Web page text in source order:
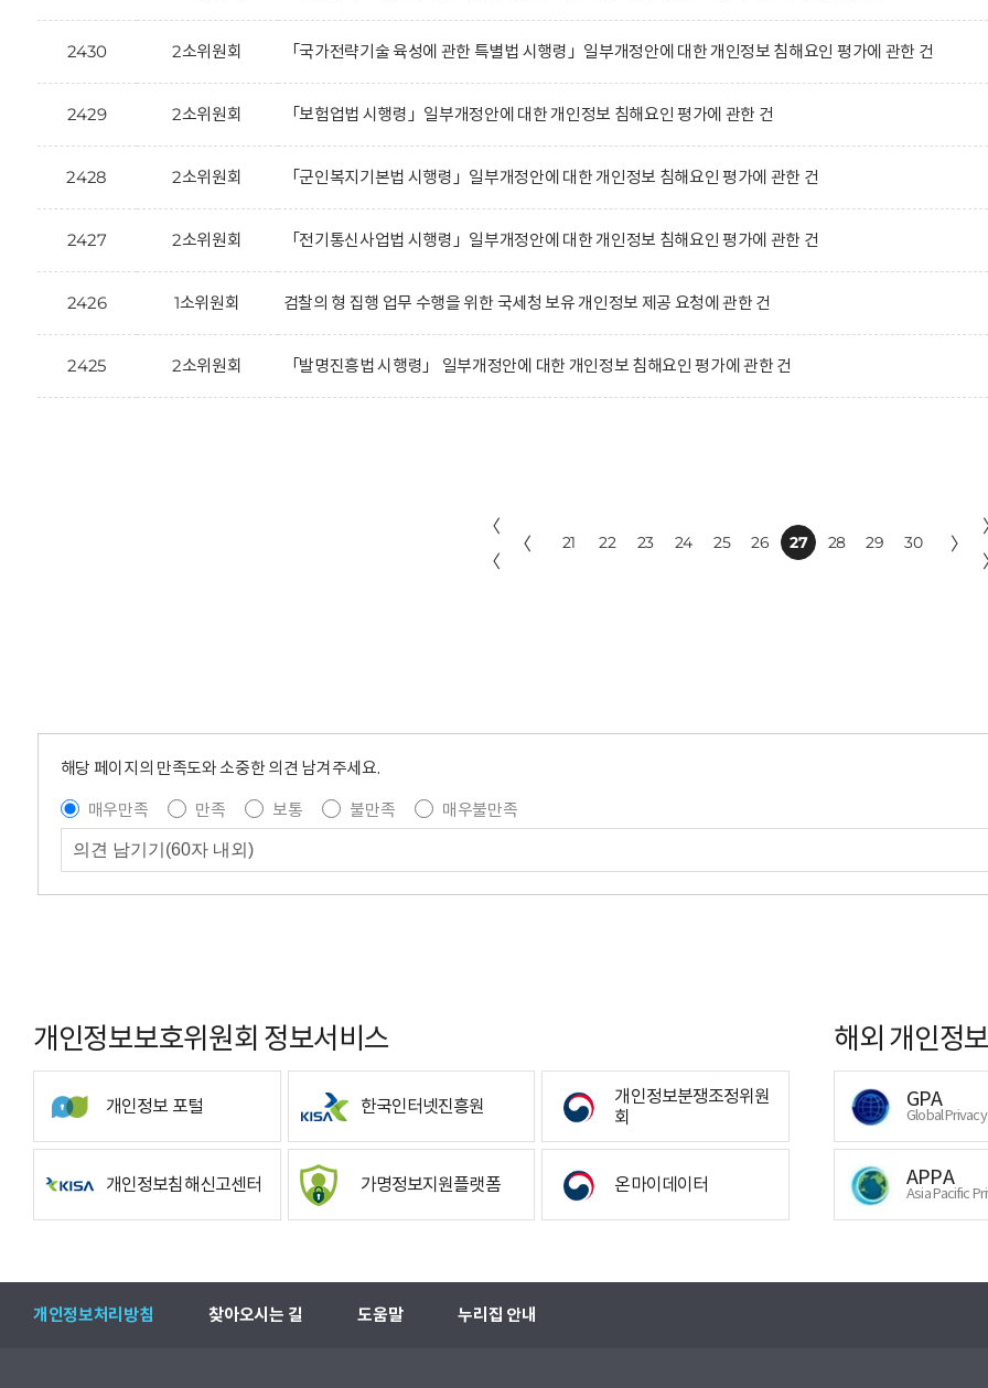
2430 2소위원회 「국가전략기술 육성에 관한 특별법 시행령」일부개정안에 대한 개인정보 침해요인 평가에 관한 건
2429 2소위원회 「보험업법 시행령」일부개정안에 대한 개인정보 침해요인 평가에 관한 건
2428 2소위원회 「군인복지기본법 시행령」일부개정안에 대한 개인정보 침해요인 평가에 관한 건
2427 2소위원회 「전기통신사업법 시행령」일부개정안에 대한 개인정보 침해요인 평가에 관한 건
2426 1소위원회 검찰의 형 집행 업무 수행을 위한 국세청 보유 개인정보 제공 요청에 관한 건
2425 2소위원회 「발명진흥법 시행령」 일부개정안에 대한 개인정보 침해요인 평가에 관한 건
〈
〈
〈 21 22 23 24 25 26 27 28 29 30 〉
해당 페이지의 만족도와 소중한 의견 남겨주세요.
매우만족
만족 보통 불만족
매우불만족
개인정보보호위원회 정보서비스
개인정보 포털 한국인터넷진흥원
개인정보분쟁조정위원
회
개인정보침해신고센터 가명정보지원플랫폼 온마이데이터
해외 개인정
GPA
Global
APPA
Asia Pacific
개인정보처리방침 찾아오시는 길 도움말 누리집 안내